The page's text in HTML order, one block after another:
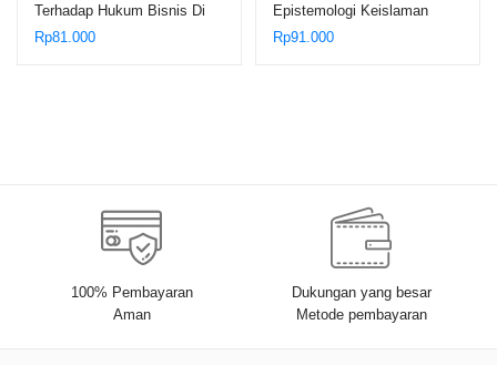
Terhadap Hukum Bisnis Di
Indonesia
Rp81.000
Epistemologi Keislaman
Kebangsaaan
Rp91.000
100% Pembayaran
Aman
Dukungan yang besar
Metode pembayaran